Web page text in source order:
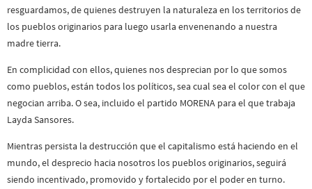
resguardamos, de quienes destruyen la naturaleza en los territorios de
los pueblos originarios para luego usarla envenenando a nuestra
madre tierra.
En complicidad con ellos, quienes nos desprecian por lo que somos
como pueblos, están todos los políticos, sea cual sea el color con el que
negocian arriba. O sea, incluido el partido MORENA para el que trabaja
Layda Sansores.
Mientras persista la destrucción que el capitalismo está haciendo en el
mundo, el desprecio hacia nosotros los pueblos originarios, seguirá
siendo incentivado, promovido y fortalecido por el poder en turno.